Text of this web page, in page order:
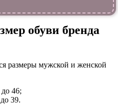
обуви брендa
размеры мужской и женской
46;
39.